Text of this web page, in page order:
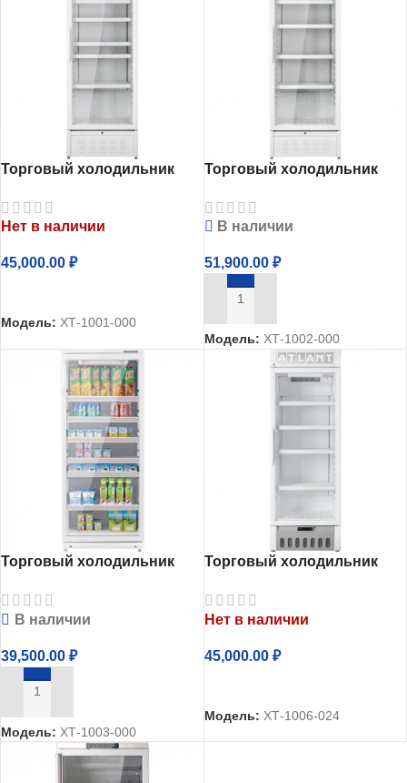
Торговый холодильник
ХТ-1001-000
Нет в наличии
45,000.00 ₽
Модель: ХТ-1001-000
Торговый холодильник
ХТ-1002-000
В наличии
51,900.00 ₽
В КОРЗИНУ
Модель: ХТ-1002-000
Торговый холодильник
ХТ-1003-000
В наличии
39,500.00 ₽
В КОРЗИНУ
Модель: ХТ-1003-000
Торговый холодильник
ХТ-1006-024
Нет в наличии
45,000.00 ₽
Модель: ХТ-1006-024